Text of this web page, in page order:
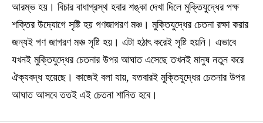
আরম্ভ হয়। বিচার বাধাগ্রস্থ হবার শঙ্কা দেখা দিলে মুক্তিযুদ্ধের পক্ষ
শক্তির উদ্যোগে সৃষ্টি হয় গণজাগরণ মঞ্চ। মুক্তিযুদ্ধের চেতনা রক্ষা করার
জন্যই গণ জাগরণ মঞ্চ সৃষ্টি হয়। এটা হঠাৎ করেই সৃষ্টি হয়নি। এভাবে
যখনই মুক্তিযুদ্ধের চেতনার উপর আঘাত এসেছে তখনই মানুষ নতুন করে
ঐক্যবদ্ধ হয়েছে। কাজেই বলা যায়, যতবারই মুক্তিযুদ্ধের চেতনার উপর
আঘাত আসবে ততই এই চেতনা শানিত হবে।